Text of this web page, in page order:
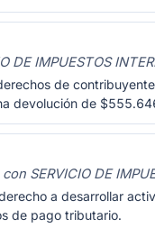
DE IMPUESTOS
de
devolución de
SERVICIO DE
a desarrollar
de pago tributario.